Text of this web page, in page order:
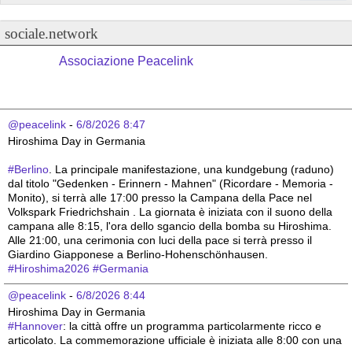
sociale.network
Associazione Peacelink
@peacelink - 6/8/2026 8:47
Hiroshima Day in Germania
#Berlino . La principale manifestazione, una kundgebung (raduno)
dal titolo "Gedenken - Erinnern - Mahnen" (Ricordare - Memoria -
Monito), si terrà alle 17:00 presso la Campana della Pace nel
Volkspark Friedrichshain . La giornata è iniziata con il suono della
campana alle 8:15, l'ora dello sgancio della bomba su Hiroshima.
Alle 21:00, una cerimonia con luci della pace si terrà presso il
Giardino Giapponese a Berlino-Hohenschönhausen.
#Hiroshima2026 #Germania
@peacelink - 6/8/2026 8:44
Hiroshima Day in Germania
#Hannover: la città offre un programma particolarmente ricco e
articolato. La commemorazione ufficiale è iniziata alle 8:00 con una